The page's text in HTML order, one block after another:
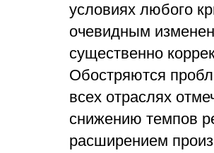
условиях любого
очевидным
существенно
Обостряются
всех отраслях
снижению темпов
расширением